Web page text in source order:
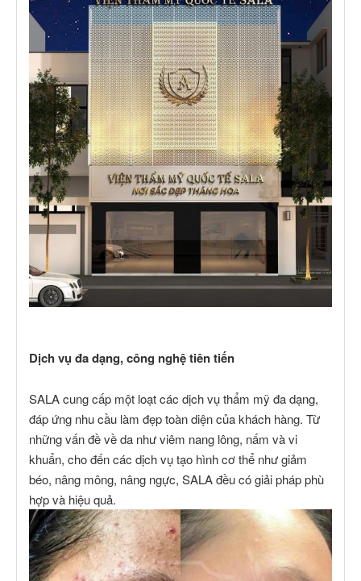
Dịch vụ đa dạng, công nghệ tiên tiến
SALA cung cấp một loạt các dịch vụ thẩm mỹ đa dạng,
đáp ứng nhu cầu làm đẹp toàn diện của khách hàng. Từ
những vấn đề về da như viêm nang lông, nấm và vi
khuẩn, cho đến các dịch vụ tạo hình cơ thể như giảm
béo, nâng mông, nâng ngực, SALA đều có giải pháp phù
hợp và hiệu quả.